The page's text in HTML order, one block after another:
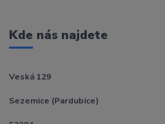
Kde nás najdete
Veská 129
Sezemice (Pardubice)